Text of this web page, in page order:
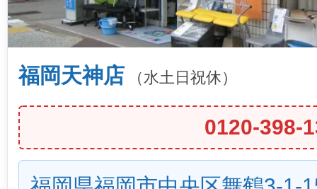
福岡天神店 （水土日祝休）
0120-398-